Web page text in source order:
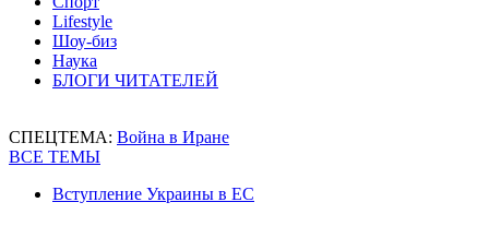
Lifestyle
Шоу-биз
Наука
БЛОГИ ЧИТАТЕЛЕЙ
СПЕЦТЕМА: Война в Иране
ВСЕ ТЕМЫ
Вступление Украины в ЕС